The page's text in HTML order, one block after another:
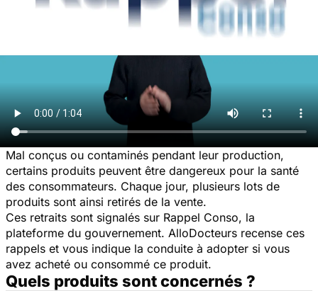
Mal conçus ou contaminés pendant leur production,
certains produits peuvent être dangereux pour la santé
des consommateurs. Chaque jour, plusieurs lots de
produits sont ainsi retirés de la vente.
Ces retraits sont signalés sur Rappel Conso, la
plateforme du gouvernement. AlloDocteurs recense ces
rappels et vous indique la conduite à adopter si vous
avez acheté ou consommé ce produit.
Quels produits sont concernés ?